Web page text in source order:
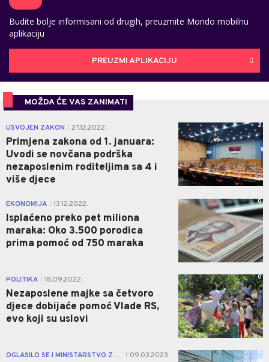
Budite bolje informisani od drugih, preuzmite Mondo mobilnu
aplikaciju
PREUZMI APLIKACIJU
MOŽDA ĆE VAS ZANIMATI
USVOJEN ZAKON 27.12.2022.
Primjena zakona od 1. januara:
Uvodi se novčana podrška
nezaposlenim roditeljima sa 4 i
više djece
2
EKONOMIJA 13.12.2022.
Isplaćeno preko pet miliona
maraka: Oko 3.500 porodica
prima pomoć od 750 maraka
0
POLITIKA 18.09.2022.
Nezaposlene majke sa četvoro
djece dobijaće pomoć Vlade RS,
evo koji su uslovi
0
OGLASILO SE I MINISTARSTVO ZDRAVLJA 09.03.2023. 0